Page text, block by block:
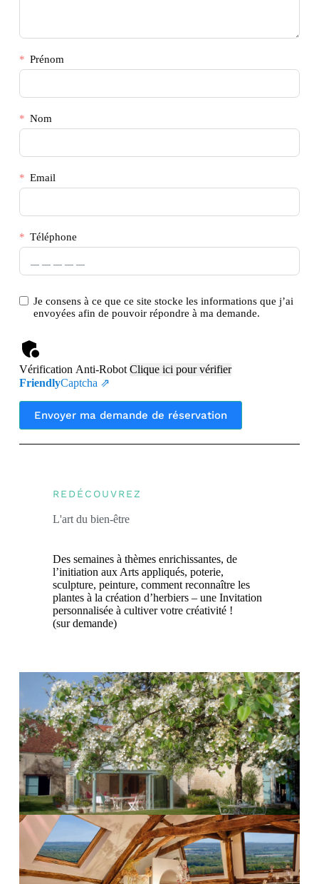
Prénom
Nom
Email
Téléphone
Je consens à ce que ce site stocke les informations que j’ai
envoyées afin de pouvoir répondre à ma demande.
Vérification Anti-Robot Clique ici pour vérifier
FriendlyCaptcha ⇗
Envoyer ma demande de réservation
REDÉCOUVREZ
L'art du bien-être
Des semaines à thèmes enrichissantes, de
l’initiation aux Arts appliqués, poterie,
sculpture, peinture, comment reconnaître les
plantes à la création d’herbiers – une Invitation
personnalisée à cultiver votre créativité !
(sur demande)